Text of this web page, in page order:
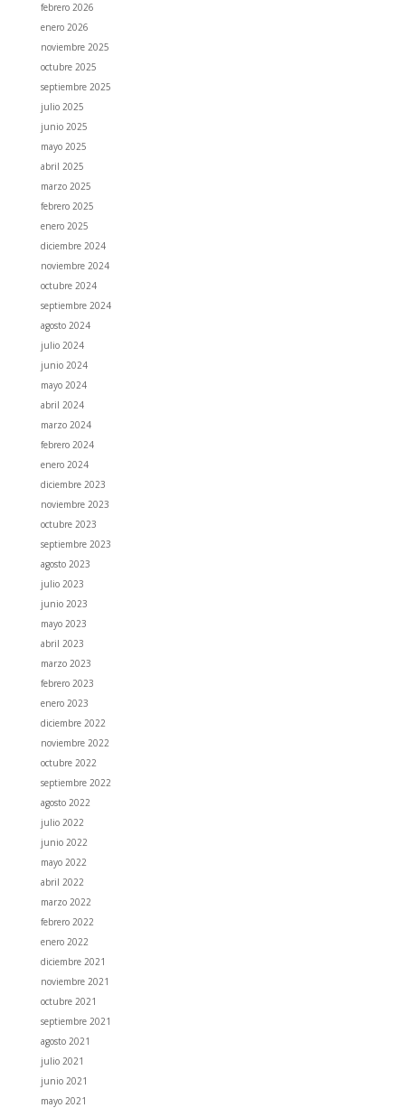
febrero 2026
enero 2026
noviembre 2025
octubre 2025
septiembre 2025
julio 2025
junio 2025
mayo 2025
abril 2025
marzo 2025
febrero 2025
enero 2025
diciembre 2024
noviembre 2024
octubre 2024
septiembre 2024
agosto 2024
julio 2024
junio 2024
mayo 2024
abril 2024
marzo 2024
febrero 2024
enero 2024
diciembre 2023
noviembre 2023
octubre 2023
septiembre 2023
agosto 2023
julio 2023
junio 2023
mayo 2023
abril 2023
marzo 2023
febrero 2023
enero 2023
diciembre 2022
noviembre 2022
octubre 2022
septiembre 2022
agosto 2022
julio 2022
junio 2022
mayo 2022
abril 2022
marzo 2022
febrero 2022
enero 2022
diciembre 2021
noviembre 2021
octubre 2021
septiembre 2021
agosto 2021
julio 2021
junio 2021
mayo 2021